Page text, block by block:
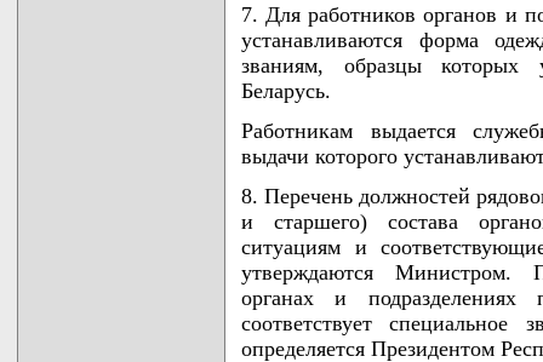
7. Для работников органов и
устанавливаются форма
званиям, образцы которых
Беларусь.
Работникам выдается
выдачи которого
8. Перечень должностей
и старшего) состава
ситуациям и
утверждаются Министром.
органах и
соответствует
определяется Президентом